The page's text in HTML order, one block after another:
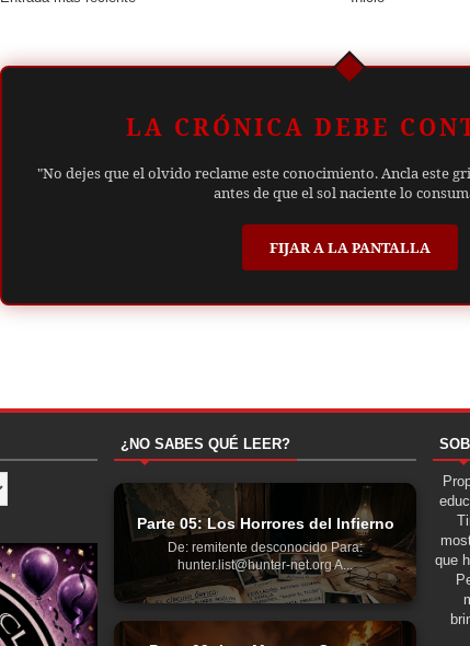
LA CRÓNICA DEBE
"No dejes que el olvido reclame este conocimiento. Ancla este
antes de que el sol naciente lo
FIJAR A LA PANTALLA
¿NO SABES QUÉ LEER?
Parte 05: Los Horrores del Infierno
De: remitente desconocido Para:
hunter.list@hunter-net.org A...
que